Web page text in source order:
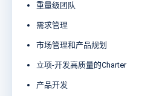
重量级团队
需求管理
市场管理和产品规划
立项-开发高质量的Charter
产品开发